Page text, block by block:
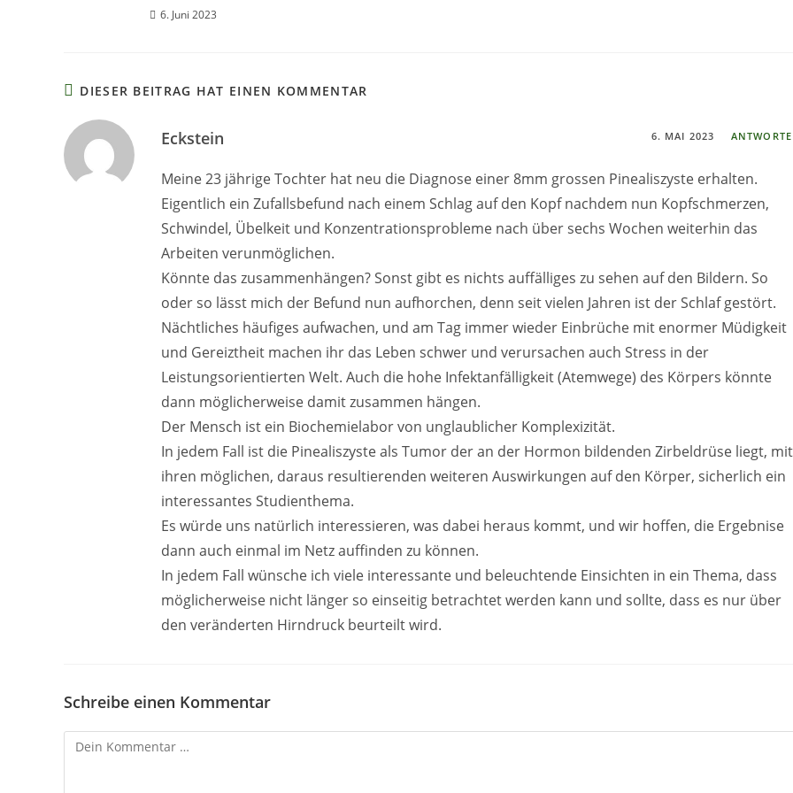
6. Juni 2023
DIESER BEITRAG HAT EINEN KOMMENTAR
Eckstein 6. MAI 2023
Meine 23 jährige Tochter hat neu die Diagnose einer 8mm grossen Pinealiszyste erhalten.
Eigentlich ein Zufallsbefund nach einem Schlag auf den Kopf nachdem nun Kopfschmerzen,
Schwindel, Übelkeit und Konzentrationsprobleme nach über sechs Wochen weiterhin das
Arbeiten verunmöglichen.
Könnte das zusammenhängen? Sonst gibt es nichts auffälliges zu sehen auf den Bildern. So
oder so lässt mich der Befund nun aufhorchen, denn seit vielen Jahren ist der Schlaf gestört.
Nächtliches häufiges aufwachen, und am Tag immer wieder Einbrüche mit enormer Müdigkeit
und Gereiztheit machen ihr das Leben schwer und verursachen auch Stress in der
Leistungsorientierten Welt. Auch die hohe Infektanfälligkeit (Atemwege) des Körpers könnte
dann möglicherweise damit zusammen hängen.
Der Mensch ist ein Biochemielabor von unglaublicher Komplexizität.
In jedem Fall ist die Pinealiszyste als Tumor der an der Hormon bildenden Zirbeldrüse liegt, mit
ihren möglichen, daraus resultierenden weiteren Auswirkungen auf den Körper, sicherlich ein
interessantes Studienthema.
Es würde uns natürlich interessieren, was dabei heraus kommt, und wir hoffen, die Ergebnise
dann auch einmal im Netz auffinden zu können.
In jedem Fall wünsche ich viele interessante und beleuchtende Einsichten in ein Thema, dass
möglicherweise nicht länger so einseitig betrachtet werden kann und sollte, dass es nur über
den veränderten Hirndruck beurteilt wird.
Schreibe einen Kommentar